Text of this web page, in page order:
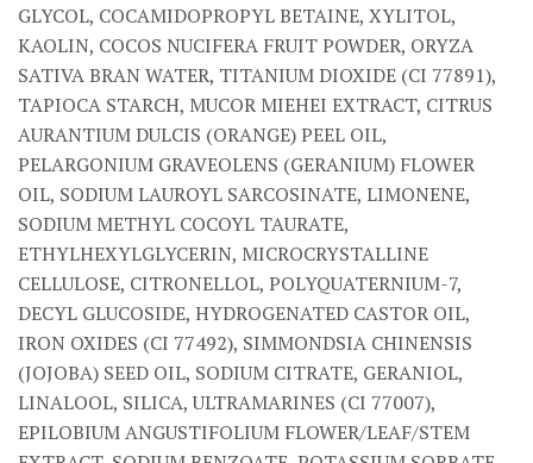
GLYCOL, COCAMIDOPROPYL BETAINE, XYLITOL,
KAOLIN, COCOS NUCIFERA FRUIT POWDER, ORYZA
SATIVA BRAN WATER, TITANIUM DIOXIDE (CI 77891),
TAPIOCA STARCH, MUCOR MIEHEI EXTRACT, CITRUS
AURANTIUM DULCIS (ORANGE) PEEL OIL,
PELARGONIUM GRAVEOLENS (GERANIUM) FLOWER
OIL, SODIUM LAUROYL SARCOSINATE, LIMONENE,
SODIUM METHYL COCOYL TAURATE,
ETHYLHEXYLGLYCERIN, MICROCRYSTALLINE
CELLULOSE, CITRONELLOL, POLYQUATERNIUM-7,
DECYL GLUCOSIDE, HYDROGENATED CASTOR OIL,
IRON OXIDES (CI 77492), SIMMONDSIA CHINENSIS
(JOJOBA) SEED OIL, SODIUM CITRATE, GERANIOL,
LINALOOL, SILICA, ULTRAMARINES (CI 77007),
EPILOBIUM ANGUSTIFOLIUM FLOWER/LEAF/STEM